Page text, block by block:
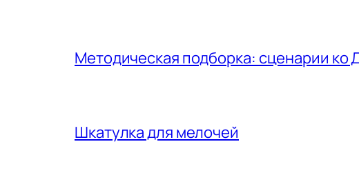
Методическая подборка: сценарии ко
Шкатулка для мелочей